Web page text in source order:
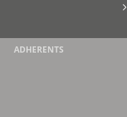
ADHERENTS